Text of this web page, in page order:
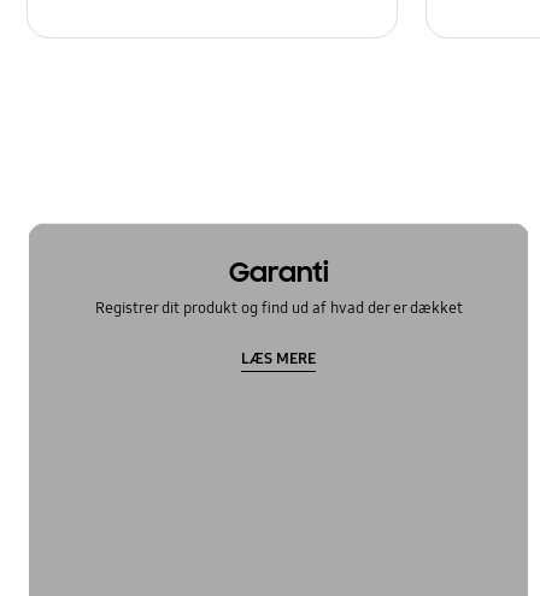
Garanti
Registrer dit produkt og find ud af hvad der er dækket
LÆS MERE